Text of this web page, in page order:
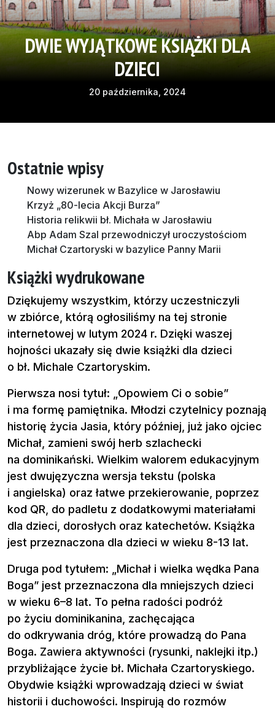
DWIE WYJĄTKOWE KSIĄŻKI DLA
DZIECI
20 października, 2024
Książki wydrukowane
Dziękujemy wszystkim, którzy uczestniczyli
w zbiórce, którą ogłosiliśmy na tej stronie
internetowej w lutym 2024 r. Dzięki waszej
hojności ukazały się dwie książki dla dzieci
o bł. Michale Czartoryskim.
Pierwsza nosi tytuł: „Opowiem Ci o sobie”
i ma formę pamiętnika. Młodzi czytelnicy poznają
historię życia Jasia, który później, już jako ojciec
Michał, zamieni swój herb szlachecki
na dominikański. Wielkim walorem edukacyjnym
jest dwujęzyczna wersja tekstu (polska
i angielska) oraz łatwe przekierowanie, poprzez
kod QR, do padletu z dodatkowymi materiałami
dla dzieci, dorosłych oraz katechetów. Książka
jest przeznaczona dla dzieci w wieku 8-13 lat.
Druga pod tytułem: „Michał i wielka wędka Pana
Boga” jest przeznaczona dla mniejszych dzieci
w wieku 6–8 lat. To pełna radości podróż
po życiu dominikanina, zachęcająca
do odkrywania dróg, które prowadzą do Pana
Boga. Zawiera aktywności (rysunki, naklejki itp.)
przybliżające życie bł. Michała Czartoryskiego.
Obydwie książki wprowadzają dzieci w świat
historii i duchowości. Inspirują do rozmów
Ostatnie wpisy
Nowy wizerunek w Bazylice w Jarosławiu
Krzyż „80-lecia Akcji Burza”
Historia relikwii bł. Michała w Jarosławiu
Abp Adam Szal przewodniczył uroczystościom
Michał Czartoryski w bazylice Panny Marii